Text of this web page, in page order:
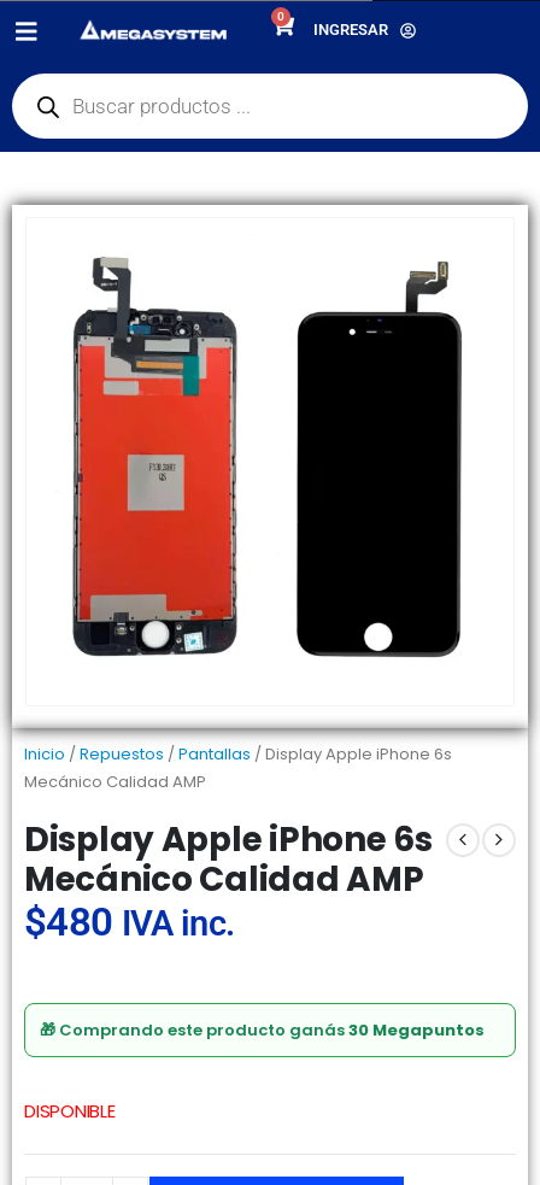
0
INGRESAR
PRODUCTOSREPUESTOS
PANTALLAS
Inicio /Repuestos /Pantallas / Display Apple iPhone 6s
Mecánico Calidad AMP
Display Apple iPhone 6s
Mecánico Calidad AMP
$480 IVA inc.
🎁 Comprando este producto ganás30 Megapuntos
DISPONIBLE